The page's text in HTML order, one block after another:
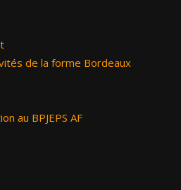
de la forme Bordeaux
au BPJEPS AF